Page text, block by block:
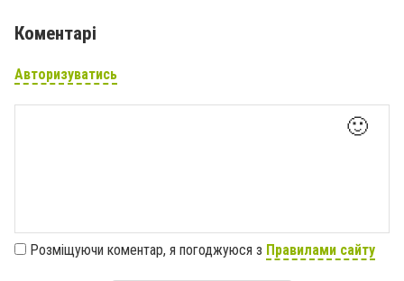
Коментарі
Авторизуватись
🙂
Розміщуючи коментар, я погоджуюся з Правилами сайту